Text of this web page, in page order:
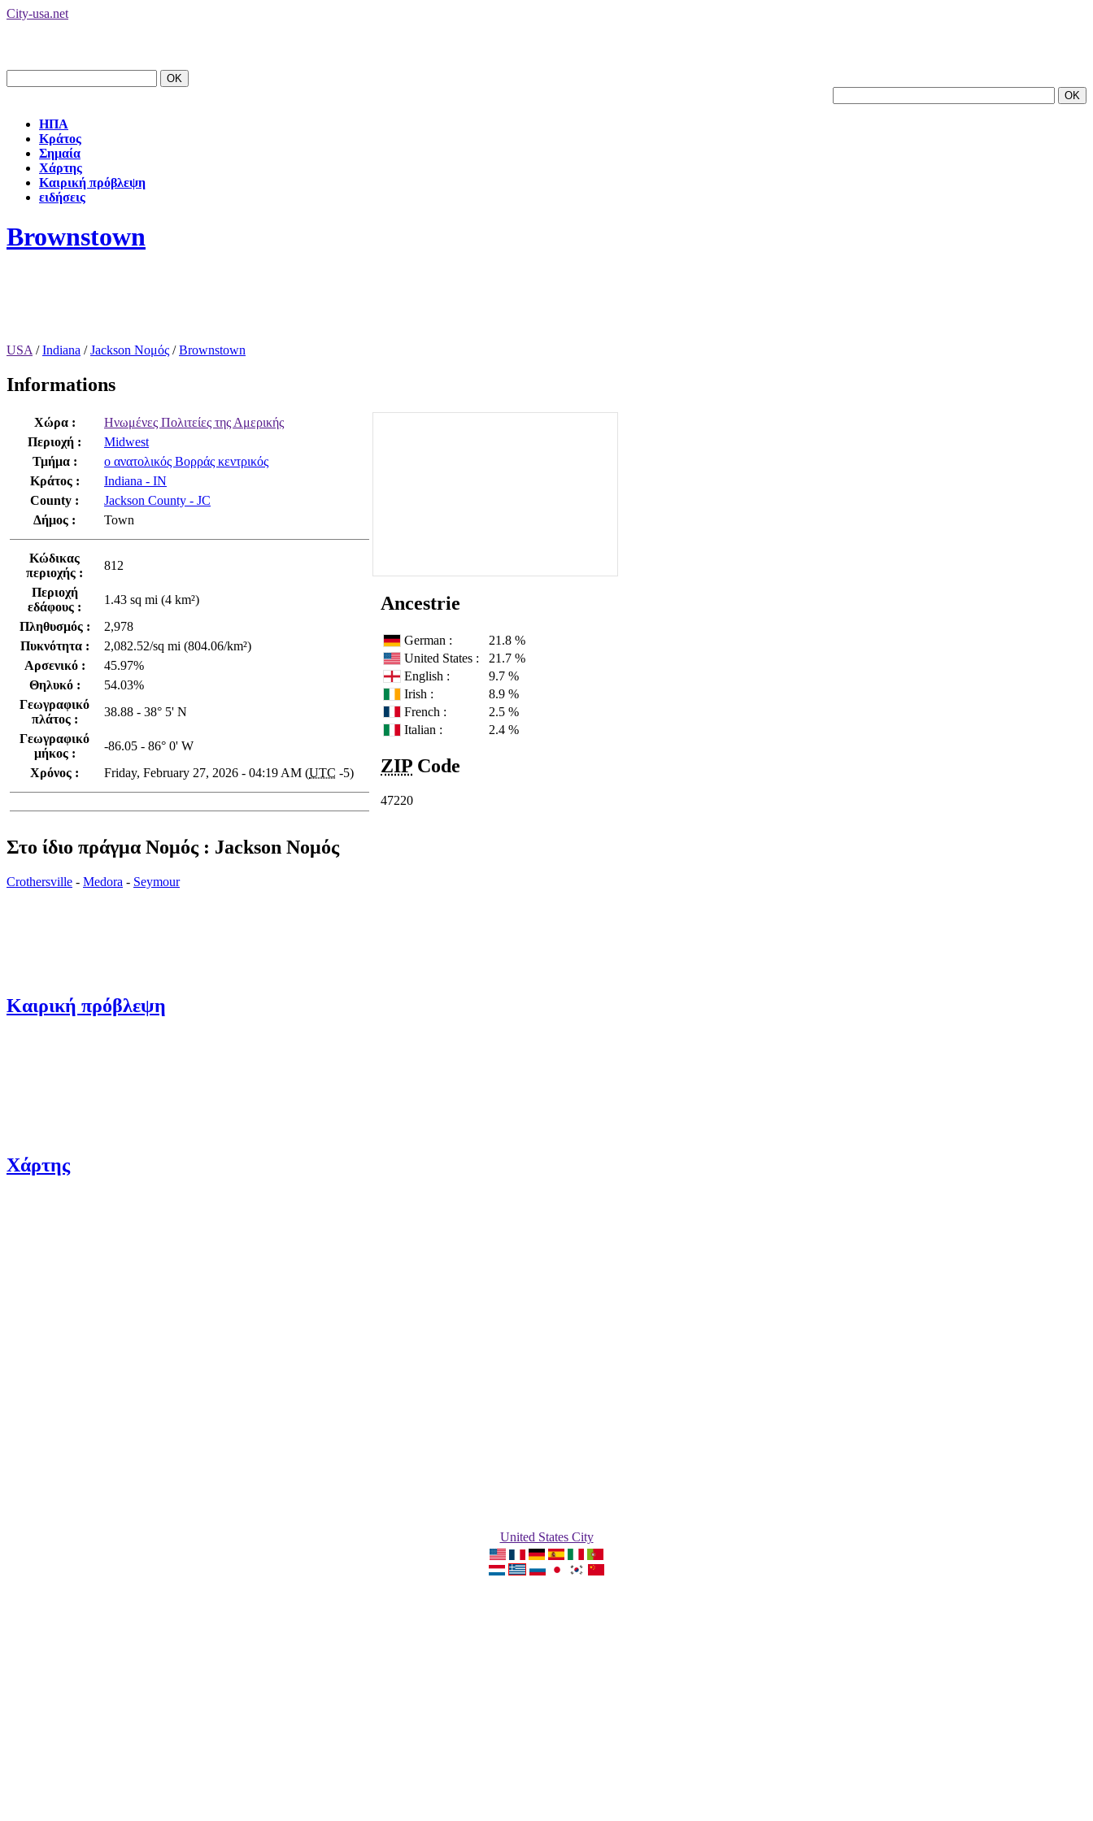
City-usa.net
ΗΠΑ
Κράτος
Σημαία
Χάρτης
Καιρική πρόβλεψη
ειδήσεις
Brownstown
USA /Indiana /Jackson Νομός /Brownstown
Informations
Χώρα :
Ηνωμένες Πολιτείες της Αμερικής
Περιοχή :
Midwest
Τμήμα :
ο ανατολικός Βορράς κεντρικός
Κράτος :
Indiana - IN
County :
Jackson County - JC
Δήμος :
Town
Κώδικας
περιοχής :
812
Περιοχή
εδάφους :
1.43 sq mi (4 km²)
Πληθυσμός :
2,978
Πυκνότητα :
2,082.52/sq mi (804.06/km²)
Αρσενικό :
45.97%
Θηλυκό :
54.03%
Γεωγραφικό
πλάτος :
38.88 - 38° 5' N
Γεωγραφικό
μήκος :
-86.05 - 86° 0' W
Χρόνος :
Friday, February 27, 2026 - 04:19 AM (UTC -5)
Ancestrie
German :
21.8 %
United States :
21.7 %
English :
9.7 %
Irish :
8.9 %
French :
2.5 %
Italian :
2.4 %
ZIP Code
47220
Στο ίδιο πράγμα Νομός : Jackson Νομός
Crothersville - Medora - Seymour
Καιρική πρόβλεψη
Χάρτης
United States City